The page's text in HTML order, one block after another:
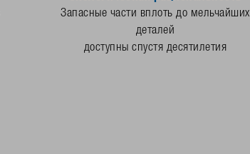
Запасные части вплоть до мельчайших
деталей
доступны спустя десятилетия